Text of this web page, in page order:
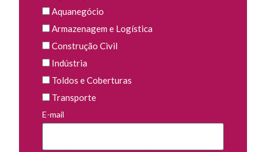
Aquanegócio
Armazenagem e Logística
Construção Civil
Indústria
Toldos e Coberturas
Transporte
E-mail